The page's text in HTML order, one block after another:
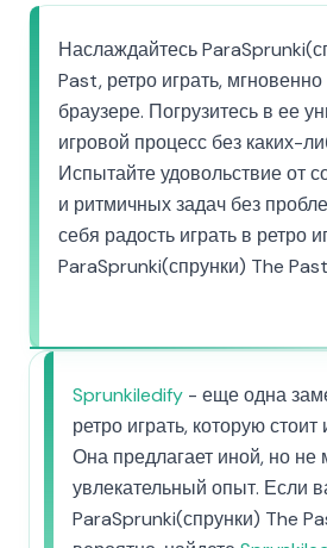
Наслаждайтесь
Past, ретро играть,
браузере. Погрузитесь в ее
игровой процесс без каких-
Испытайте удовольствие от
и ритмичных задач без
себя радость играть в ретро
ParaSprunki(спрунки) The
Sprunkiledify - еще одна
ретро играть, которую стоит
Она предлагает иной, но не
увлекательный опыт. Если
ParaSprunki(спрунки) The